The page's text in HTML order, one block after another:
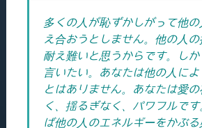
多くの人が恥ずかしがって他
え合おうとしません。他の人の
耐え難いと思うからです。し
言いたい。あなたは他の人に
とはありません。あなたは愛
く、揺るぎなく、パワフルで
ば他の人のエネルギーをかぶ